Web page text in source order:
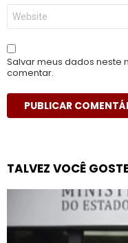
Site
Salvar meus dados neste
comentar.
TALVEZ VOCÊ